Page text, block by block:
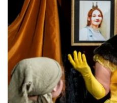
Történelem
Egészség
Gazdaság
Művészet